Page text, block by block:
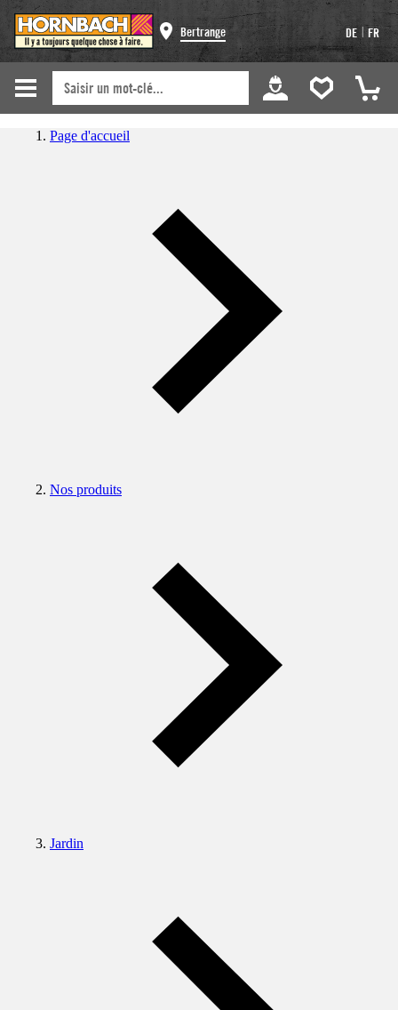
Bertrange DE | FR
Page d'accueil
Nos produits
Jardin